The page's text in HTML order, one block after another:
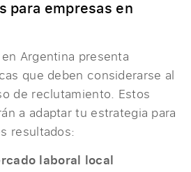
para empresas en
Argentina presenta
que deben considerarse al
de reclutamiento. Estos
a adaptar tu estrategia para
resultados:
laboral local